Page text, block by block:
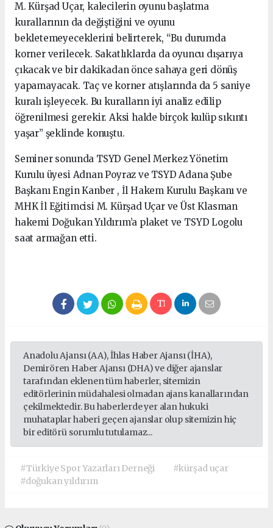
M. Kürşad Uçar, kalecilerin oyunu başlatma
kurallarının da değiştiğini ve oyunu
bekletemeyeceklerini belirterek, “Bu durumda
korner verilecek. Sakatlıklarda da oyuncu dışarıya
çıkacak ve bir dakikadan önce sahaya geri dönüş
yapamayacak. Taç ve korner atışlarında da 5 saniye
kuralı işleyecek. Bu kuralların iyi analiz edilip
öğrenilmesi gerekir. Aksi halde birçok kulüp sıkıntı
yaşar” şeklinde konuştu.
Seminer sonunda TSYD Genel Merkez Yönetim
Kurulu üyesi Adnan Poyraz ve TSYD Adana Şube
Başkanı Engin Kanber , İl Hakem Kurulu Başkanı ve
MHK İl Eğitimcisi M. Kürşad Uçar ve Üst Klasman
hakemi Doğukan Yıldırım’a plaket ve TSYD Logolu
saat armağan etti.
Anadolu Ajansı (AA), İhlas Haber Ajansı (İHA),
Demirören Haber Ajansı (DHA) ve diğer ajanslar
tarafından eklenen tüm haberler, sitemizin
editörlerinin müdahalesi olmadan ajans kanallarından
çekilmektedir. Bu haberlerde yer alan hukuki
muhataplar haberi geçen ajanslar olup sitemizin hiç
bir editörü sorumlu tutulamaz...
#Türkiye Spor Yazarları Derneği
#kürşad uçar
#doğukan yıldırım